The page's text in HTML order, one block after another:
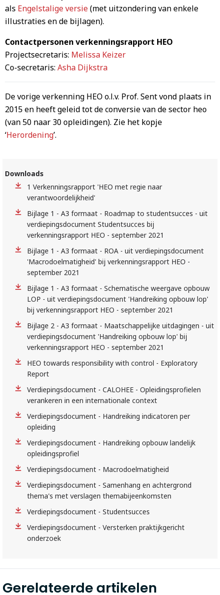
als Engelstalige versie(met uitzondering van enkele
illustraties en de bijlagen).
Contactpersonen verkenningsrapport HEO
Projectsecretaris: Melissa Keizer
Co-secretaris: Asha Dijkstra
De vorige verkenning HEO o.l.v. Prof. Sent vond plaats in
2015 en heeft geleid tot de conversie van de sector heo
(van 50 naar 30 opleidingen). Zie het kopje
‘Herordening’.
Downloads
1 Verkenningsrapport 'HEO met regie naar
verantwoordelijkheid'
Bijlage 1 - A3 formaat - Roadmap to studentsucces - uit
verdiepingsdocument Studentsucces bij
verkenningsrapport HEO - september 2021
Bijlage 1 - A3 formaat - ROA - uit verdiepingsdocument
'Macrodoelmatigheid' bij verkenningsrapport HEO -
september 2021
Bijlage 1 - A3 formaat - Schematische weergave opbouw
LOP - uit verdiepingsdocument 'Handreiking opbouw lop'
bij verkenningsrapport HEO - september 2021
Bijlage 2 - A3 formaat - Maatschappelijke uitdagingen - uit
verdiepingsdocument 'Handreiking opbouw lop' bij
verkenningsrapport HEO - september 2021
HEO towards responsibility with control - Exploratory
Report
Verdiepingsdocument - CALOHEE - Opleidingsprofielen
verankeren in een internationale context
Verdiepingsdocument - Handreiking indicatoren per
opleiding
Verdiepingsdocument - Handreiking opbouw landelijk
opleidingsprofiel
Verdiepingsdocument - Macrodoelmatigheid
Verdiepingsdocument - Samenhang en achtergrond
thema's met verslagen themabijeenkomsten
Verdiepingsdocument - Studentsucces
Verdiepingsdocument - Versterken praktijkgericht
onderzoek
Gerelateerde artikelen